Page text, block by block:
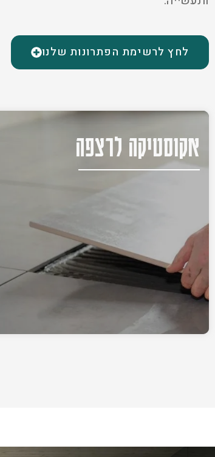
לחץ לרשימת הפתרונות שלנו
אקוסטיקה לרצפה